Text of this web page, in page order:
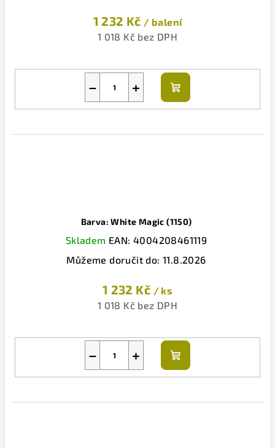
1 232 Kč / balení
1 018 Kč bez DPH
+
−
Do
košíku
Barva: White Magic (1150)
Skladem EAN: 4004208461119
Můžeme doručit do: 11.8.2026
1 232 Kč / ks
1 018 Kč bez DPH
+
−
Do
košíku